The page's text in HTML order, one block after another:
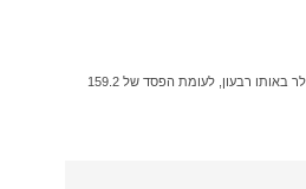
הקבוצה הציגה הפסד של 26.7 מיליון דולר באותו רבעון, לעומת הפסד של 159.2